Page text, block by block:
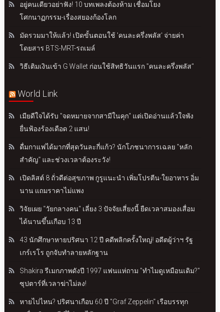
อยู่คนเดียวอย่าฟัง! 10 บทเพลงต้องห้าม เชื่อมโยง
โศกนาฏกรรม-เรื่องสยองก้องโลก
มัดรวมมาให้แล้ว! เปิดขั้นตอนใช้ 'คนละครึ่งพลัส' จ่ายค่า
โดยสาร BTS-MRT-รถเมล์
วิธีเติมเงินเข้า G Wallet ก่อนใช้สิทธิวันแรก "คนละครึ่งพลัส"
World Link
เมียดีใจได้รับ "จดหมายจากสามีในคุก" แต่เปิดอ่านแล้วใจพัง
ยื่นฟ้องร้องเดือด 2 แสน!
ดื่มกาแฟได้มากที่สุดวันละกี่แก้ว? นักโภชนาการเฉลย "หลัก
สำคัญ" และช่วงเวลาต้องระวัง!
เปิดลิสต์ 8 ถั่วดีต่อสุขภาพ กูรูแนะนำ เพิ่มโปรตีน-ใยอาหาร อิ่ม
นาน แถมราคาไม่แพง
วิจัยเผย "วัยกลางคน" เลี่ยง 3 ปัจจัยเสี่ยงนี้ ยืดเวลาสมองเสื่อม
ได้นานขึ้นเกือบ 13 ปี
43 นักศึกษาหายปริศนา 12 ปี คดีพลิกครั้งใหญ่! อดีตผู้ว่าฯ รัฐ
เกร์เรโร ถูกจับทำลายหลักฐาน
Shakira รีเมกภาพดังปี 1997 แฟนแห่ถาม "ทำไมดูเหมือนเดิม?"
ซุปตาร์ที่เวลาฆ่าไม่ลง!
หายไปไหน? ปริศนาเกือบ 60 ปี "Graf Zeppelin" เรือบรรทุก